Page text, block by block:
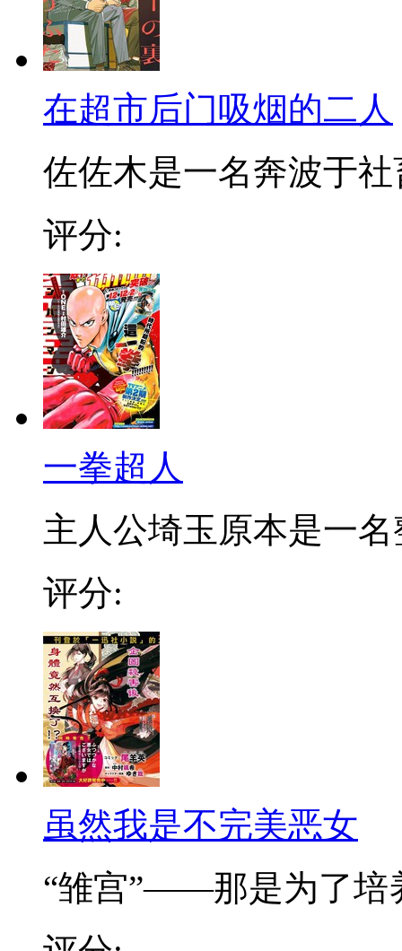
在超市后门吸烟的二人
佐佐木是一名奔波于社
评分:
一拳超人
主人公埼玉原本是一名
评分:
虽然我是不完美恶女
“雏宫”——那是为了培